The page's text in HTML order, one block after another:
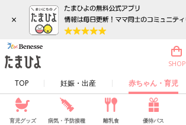
×
TOP 妊娠・出産 赤ちゃん・育児
SHOP
育児グッズ 病気・予防接種 離乳食 優待パス